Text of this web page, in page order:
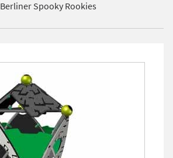
Berliner Spooky Rookies